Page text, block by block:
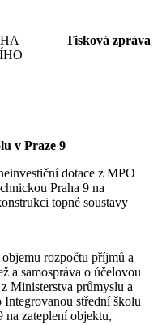
Tisková zpráva
v Praze 9
dotace z MPO
Praha 9 na
topné soustavy
rozpočtu příjmů a
a samospráva o účelovou
Ministerstva průmyslu a
střední školu
na zateplení objektu,